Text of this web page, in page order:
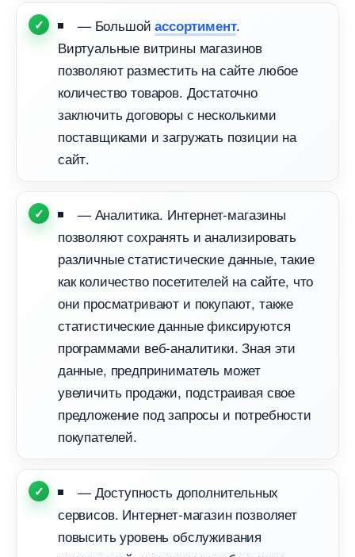
— Большойассортимент.
иртуальные витрины магазино
позволяют разместить на сайте любое
количество товаров. Достаточно
заключить договоры с несколькими
поставщиками и загружать позиции на
сайт.
— Аналитика. Интернет-магазины
позволяют сохранять и анализировать
различные статистические данные, такие
как количество посетителей на сайте, что
они просматривают и покупают, также
статистические данные фиксируются
программами веб-аналитики. Зная эти
данные, предприниматель может
увеличить продажи, подстраивая свое
предложение под запросы и потребности
покупателей.
— Доступность дополнительных
сервисов. Интернет-магазин позволяет
повысить уровень обслуживания